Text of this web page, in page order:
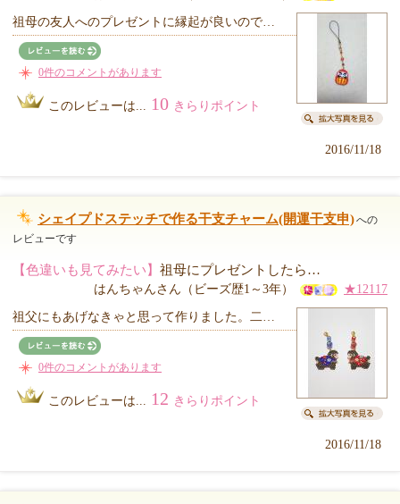
祖母の友人へのプレゼントに縁起が良いので…
0件のコメントがあります
このレビューは... 10 きらりポイント
2016/11/18
シェイプドステッチで作る干支チャーム(開運干支申)への
レビューです
【色違いも見てみたい】 祖母にプレゼントしたら…
はんちゃんさん（ビーズ歴1～3年） ★12117
祖父にもあげなきゃと思って作りました。二…
0件のコメントがあります
このレビューは... 12 きらりポイント
2016/11/18